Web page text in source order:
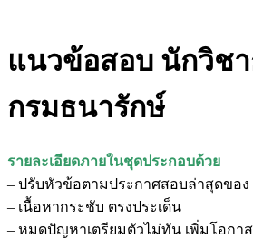
แนวข้อสอบ นักวิช
กรมธนารักษ์
รายละเอียดภายในชุดประกอบด้วย
– ปรับหัวข้อตามประกาศสอบล่าสุดขอ
– เนื้อหากระชับ ตรงประเด็น
– หมดปัญหาเตรียมตัวไม่ทัน เพิ่มโอกา